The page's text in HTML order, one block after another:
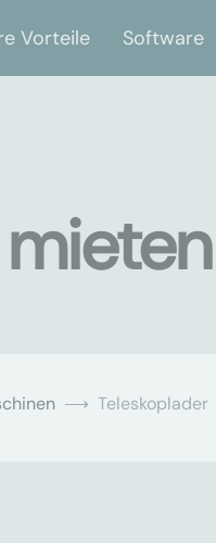
Vorteile Software
Teleskoplader